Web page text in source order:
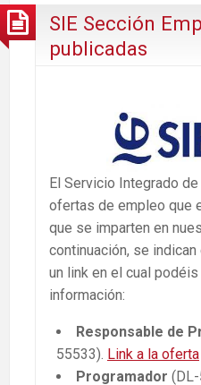
SIE Sección
publicadas
El Servicio Integrado
ofertas de empleo que
que se imparten en
continuación, se
un link en el cual
información:
Responsable de
55533). Link a la oferta
Programador